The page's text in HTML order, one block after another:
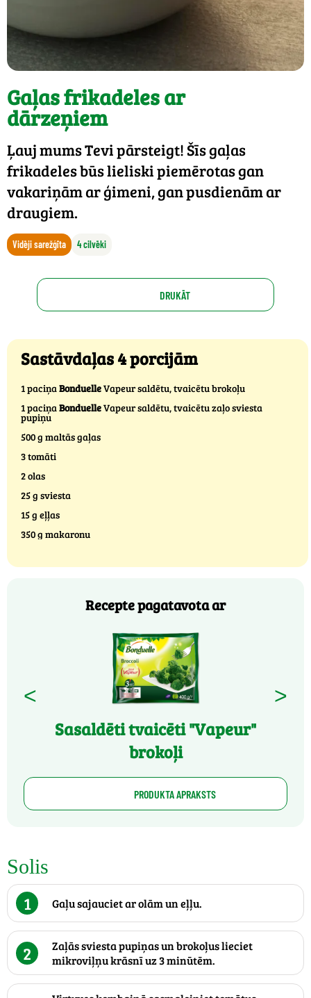
Gaļas frikadeles ar
dārzeņiem
Ļauj mums Tevi pārsteigt! Šīs gaļas
frikadeles būs lieliski piemērotas gan
vakariņām ar ģimeni, gan pusdienām ar
draugiem.
Vidēji sarežģīta 4 cilvēki
DRUKĀT
Sastāvdaļas 4 porcijām
1 paciņaBonduelleVapeur saldētu, tvaicētu brokoļu
1 paciņaBonduelleVapeur saldētu, tvaicētu zaļo sviesta
pupiņu
500 g maltās gaļas
3 tomāti
2 olas
25 g sviesta
15 g eļļas
350 g makaronu
Recepte pagatavota ar
<
Sasaldēti tvaicēti "Vapeur"
brokoļi
>
PRODUKTA APRAKSTS
Solis
1
Gaļu sajauciet ar olām un eļļu.
2
Zaļās sviesta pupiņas un brokoļus lieciet
mikroviļņu krāsnī uz 3 minūtēm.